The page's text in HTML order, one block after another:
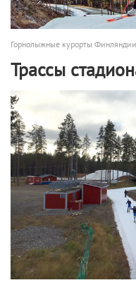
Горнолыжные курорты
Трассы